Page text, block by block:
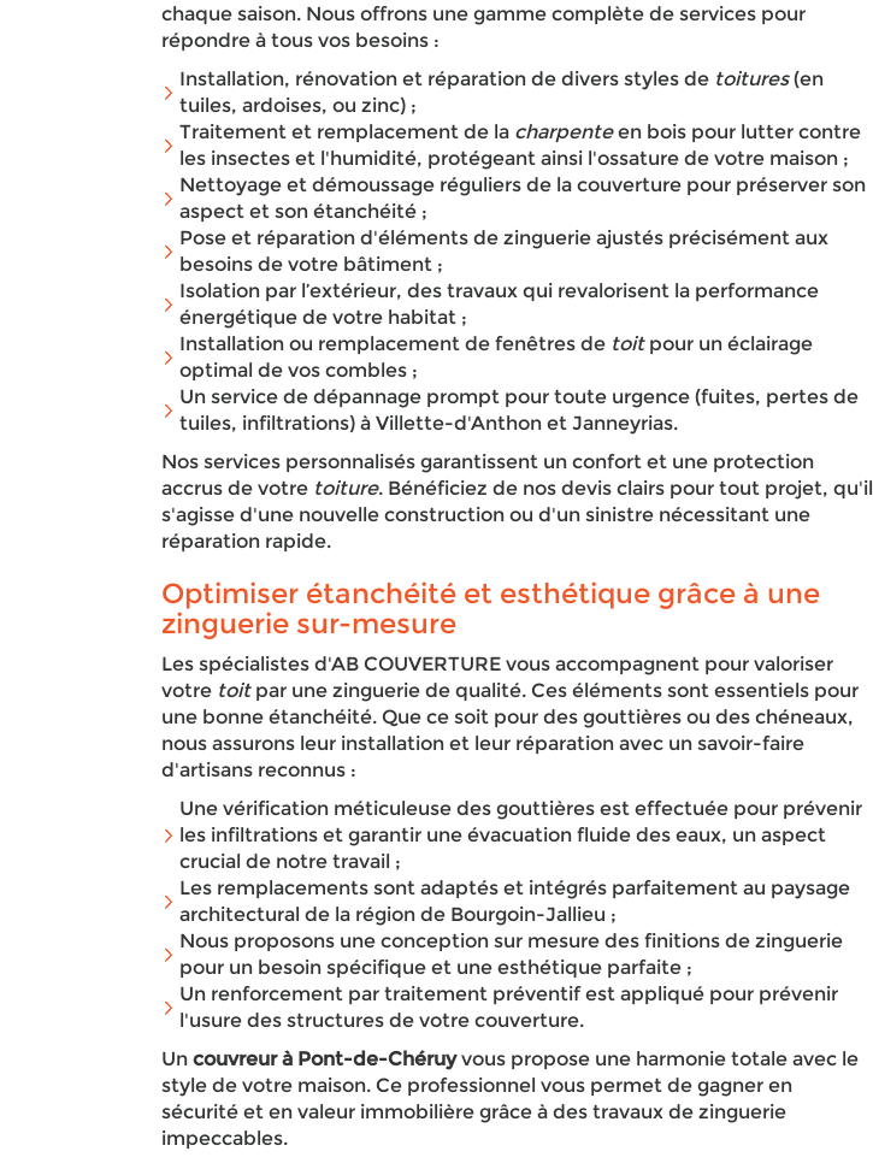
chaque saison. Nous offrons une gamme complète de services pour
répondre à tous vos besoins :
Installation, rénovation et réparation de divers styles de toitures(en
tuiles, ardoises, ou zinc) ;
Traitement et remplacement de la charpenteen bois pour lutter contre
les insectes et l'humidité, protégeant ainsi l'ossature de votre maison ;
Nettoyage et démoussage réguliers de la couverture pour préserver son
aspect et son étanchéité ;
Pose et réparation d'éléments de zinguerie ajustés précisément aux
besoins de votre bâtiment ;
Isolation par l’extérieur, des travaux qui revalorisent la performance
énergétique de votre habitat ;
Installation ou remplacement de fenêtres de toitpour un éclairage
optimal de vos combles ;
Un service de dépannage prompt pour toute urgence (fuites, pertes de
tuiles, infiltrations) à Villette-d'Anthon et Janneyrias.
Nos services personnalisés garantissent un confort et une protection
accrus de votre toiture. Bénéficiez de nos devis clairs pour tout projet, qu'il
s'agisse d'une nouvelle construction ou d'un sinistre nécessitant une
réparation rapide.
Optimiser étanchéité et esthétique grâce à une
zinguerie sur-mesure
Les spécialistes d'AB COUVERTURE vous accompagnent pour valoriser
votre toitpar une zinguerie de qualité. Ces éléments sont essentiels pour
une bonne étanchéité. Que ce soit pour des gouttières ou des chéneaux,
nous assurons leur installation et leur réparation avec un savoir-faire
d'artisans reconnus :
Une vérification méticuleuse des gouttières est effectuée pour prévenir
les infiltrations et garantir une évacuation fluide des eaux, un aspect
crucial de notre travail ;
Les remplacements sont adaptés et intégrés parfaitement au paysage
architectural de la région de Bourgoin-Jallieu ;
Nous proposons une conception sur mesure des finitions de zinguerie
pour un besoin spécifique et une esthétique parfaite ;
Un renforcement par traitement préventif est appliqué pour prévenir
l'usure des structures de votre couverture.
Un couvreur à Pont-de-Chéruyvous propose une harmonie totale avec le
style de votre maison. Ce professionnel vous permet de gagner en
sécurité et en valeur immobilière grâce à des travaux de zinguerie
impeccables.